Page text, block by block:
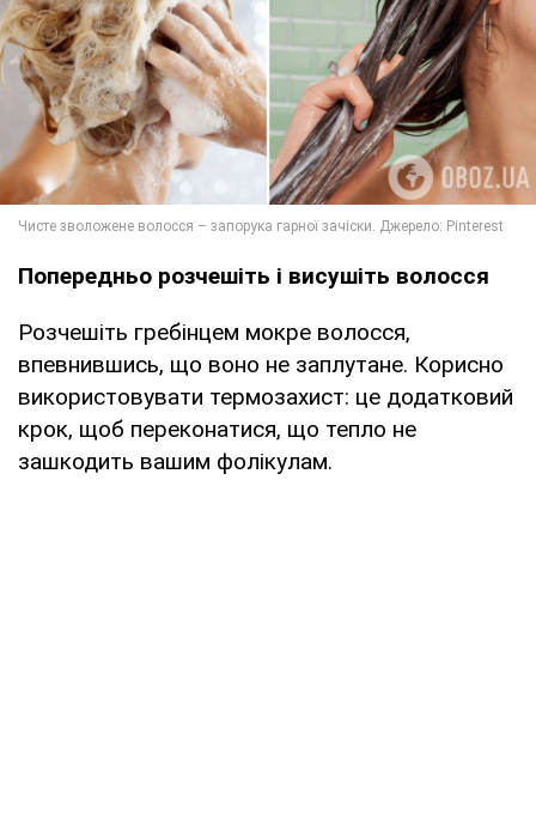
Попередньо розчешіть і висушіть волосся
Розчешіть гребінцем мокре волосся,
впевнившись, що воно не заплутане. Корисно
використовувати термозахист: це додатковий
крок, щоб переконатися, що тепло не
зашкодить вашим фолікулам.